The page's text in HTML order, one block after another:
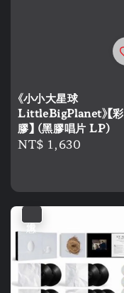
《小小大星球
LittleBigPlanet》【彩
膠】 (黑膠唱片 LP)
Regular
NT$ 1,630